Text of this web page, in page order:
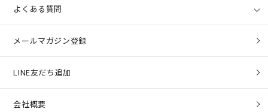
よくある質問
メールマガジン登録
LINE友だち追加
会社概要